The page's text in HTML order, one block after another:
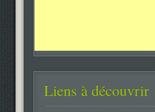
Liens à découvrir